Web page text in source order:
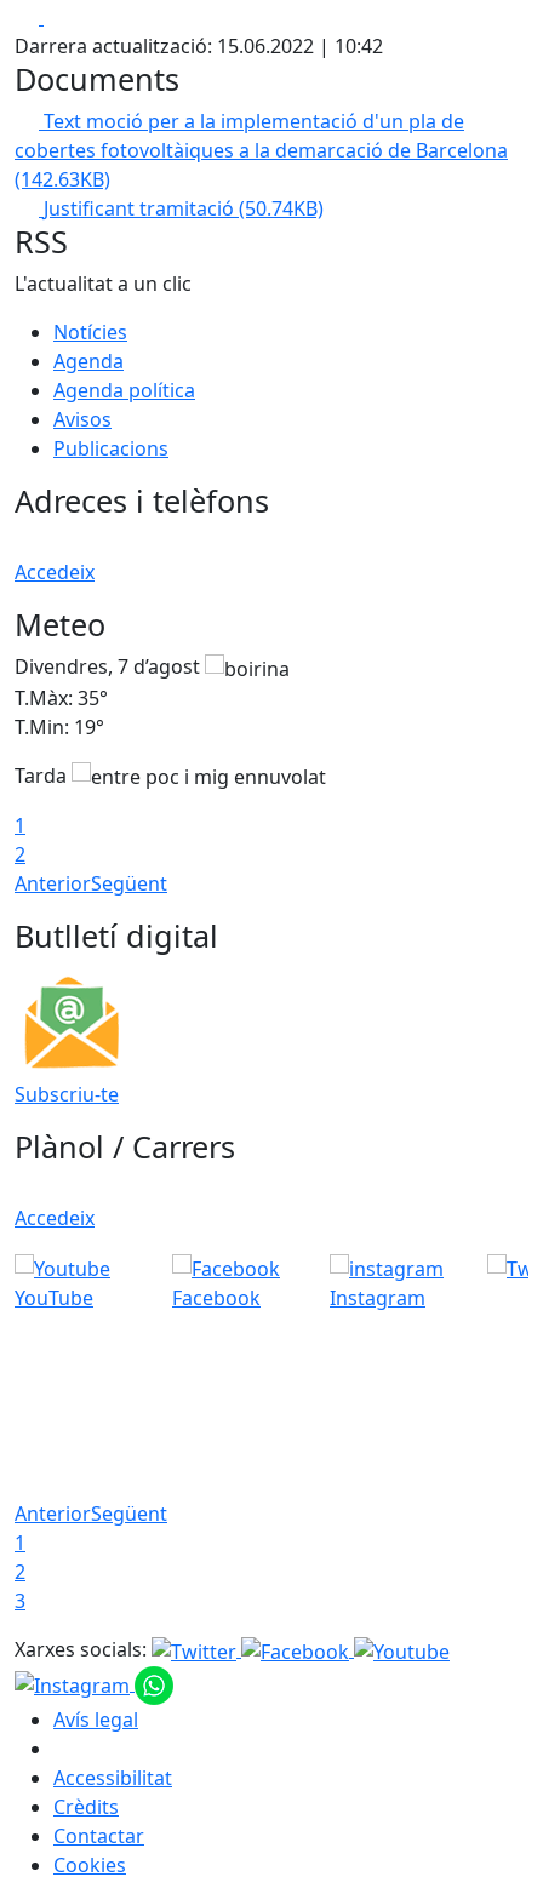
Darrera actualització: 15.06.2022 | 10:42
Documents
Text moció per a la implementació d'un pla de
cobertes fotovoltàiques a la demarcació de Barcelona
(142.63KB)
Justificant tramitació (50.74KB)
RSS
L'actualitat a un clic
Notícies
Agenda
Agenda política
Avisos
Publicacions
Adreces i telèfons
Accedeix
Meteo
Divendres, 7 d’agost
T.Màx: 35°
T.Min: 19°
Tarda
1
2
AnteriorSegüent
Butlletí digital
Subscriu-te
Plànol / Carrers
Accedeix
YouTube Facebook Instagram
AnteriorSegüent
1
2
3
Xarxes socials:
Avís legal
Accessibilitat
Crèdits
Contactar
Cookies